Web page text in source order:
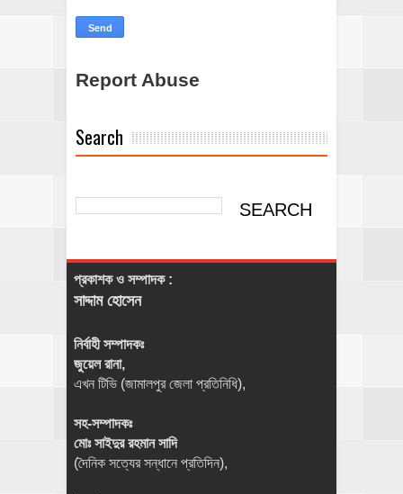
Report Abuse
Search
প্রকাশক ও সম্পাদক :
সাদ্দাম হোসেন
নির্বাহী সম্পাদকঃ
জুয়েল রানা,
এখন টিভি (জামালপুর জেলা প্রতিনিধি),
সহ-সম্পাদকঃ
মোঃ সাইদুর রহমান সাদি
(দৈনিক সত্যের সন্ধানে প্রতিদিন),